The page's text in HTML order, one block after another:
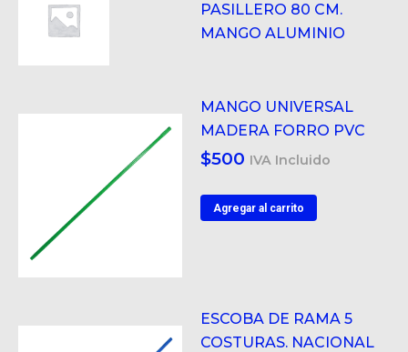
PASILLERO 80 CM.
MANGO ALUMINIO
MANGO UNIVERSAL
MADERA FORRO PVC
$500 IVA Incluido
Agregar al carrito
ESCOBA DE RAMA 5
COSTURAS. NACIONAL